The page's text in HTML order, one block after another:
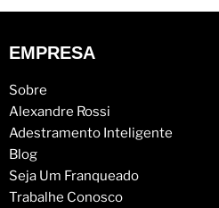
EMPRESA
Sobre
Alexandre Rossi
Adestramento Inteligente
Blog
Seja Um Franqueado
Trabalhe Conosco